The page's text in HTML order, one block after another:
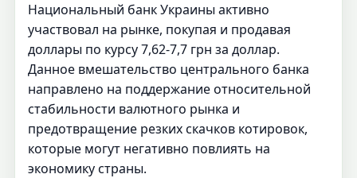
Национальный банк Украины активно
участвовал на рынке, покупая и продавая
доллары по курсу 7,62-7,7 грн за доллар.
Данное вмешательство центрального банка
направлено на поддержание относительной
стабильности валютного рынка и
предотвращение резких скачков котировок,
которые могут негативно повлиять на
экономику страны.